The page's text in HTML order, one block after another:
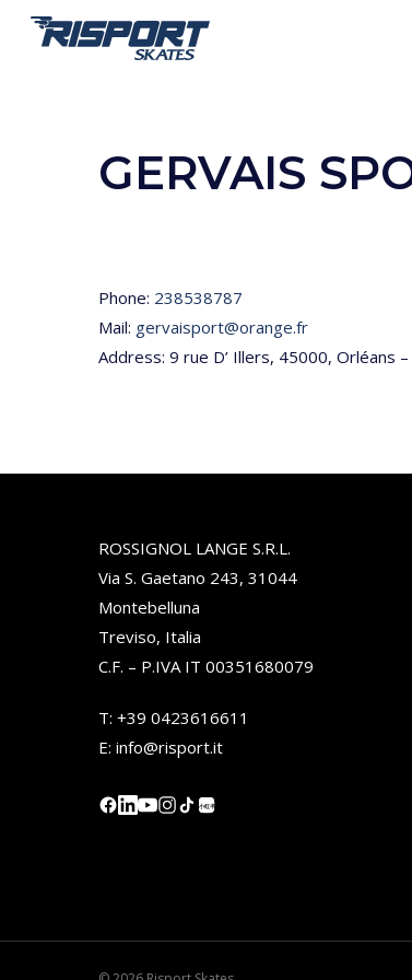
GERVAIS
Phone: 238538787
Mail: gervaisport@orange.fr
Address: 9 rue D’ Illers, 45000, Orléans –
ROSSIGNOL LANGE S.R.L.
Via S. Gaetano 243, 31044
Montebelluna
Treviso, Italia
C.F. – P.IVA IT 00351680079
T: +39 0423616611
E: info@risport.it
小红书